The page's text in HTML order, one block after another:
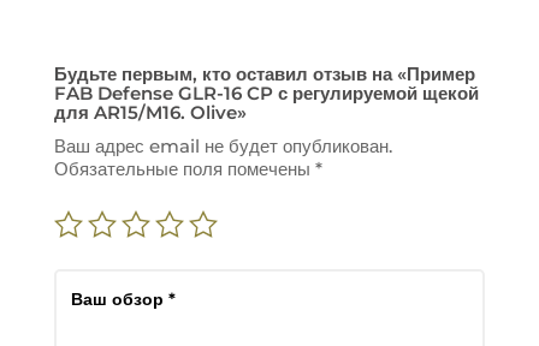
Будьте первым, кто оставил отзыв на «Пример
FAB Defense GLR-16 CP с регулируемой щекой
для AR15/M16. Olive»
Ваш адрес email не будет опубликован.
Обязательные поля помечены *